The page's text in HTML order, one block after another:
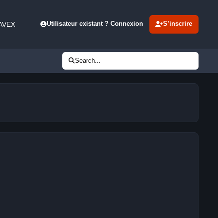
Utilisateur existant ? Connexion S’inscrire
Search...